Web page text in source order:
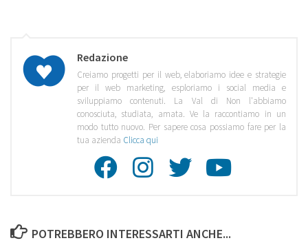
Redazione
Creiamo progetti per il web, elaboriamo idee e strategie
per il web marketing, esploriamo i social media e
sviluppiamo contenuti. La Val di Non l'abbiamo
conosciuta, studiata, amata. Ve la raccontiamo in un
modo tutto nuovo. Per sapere cosa possiamo fare per la
tua azienda Clicca qui
Facebook
POTREBBERO INTERESSARTI ANCHE...